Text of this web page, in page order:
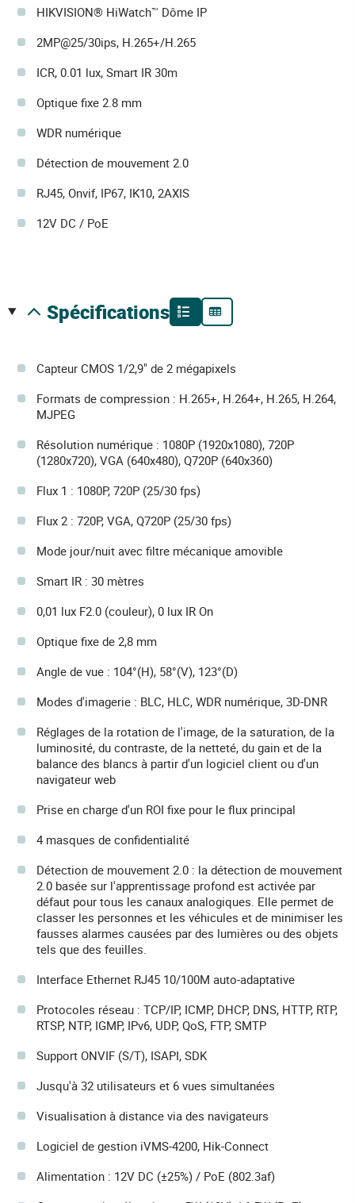
HIKVISION® HiWatch™ Dôme IP
2MP@25/30ips, H.265+/H.265
ICR, 0.01 lux, Smart IR 30m
Optique fixe 2.8 mm
WDR numérique
Détection de mouvement 2.0
RJ45, Onvif, IP67, IK10, 2AXIS
12V DC / PoE
spécifications
Capteur CMOS 1/2,9" de 2 mégapixels
Formats de compression : H.265+, H.264+, H.265, H.264,
MJPEG
Résolution numérique : 1080P (1920x1080), 720P
(1280x720), VGA (640x480), Q720P (640x360)
Flux 1 : 1080P, 720P (25/30 fps)
Flux 2 : 720P, VGA, Q720P (25/30 fps)
Mode jour/nuit avec filtre mécanique amovible
Smart IR : 30 mètres
0,01 lux F2.0 (couleur), 0 lux IR On
Optique fixe de 2,8 mm
Angle de vue : 104°(H), 58°(V), 123°(D)
Modes d'imagerie : BLC, HLC, WDR numérique, 3D-DNR
Réglages de la rotation de l'image, de la saturation, de la
luminosité, du contraste, de la netteté, du gain et de la
balance des blancs à partir d'un logiciel client ou d'un
navigateur web
Prise en charge d'un ROI fixe pour le flux principal
4 masques de confidentialité
Détection de mouvement 2.0 : la détection de mouvement
2.0 basée sur l'apprentissage profond est activée par
défaut pour tous les canaux analogiques. Elle permet de
classer les personnes et les véhicules et de minimiser les
fausses alarmes causées par des lumières ou des objets
tels que des feuilles.
Interface Ethernet RJ45 10/100M auto-adaptative
Protocoles réseau : TCP/IP, ICMP, DHCP, DNS, HTTP, RTP,
RTSP, NTP, IGMP, IPv6, UDP, QoS, FTP, SMTP
Support ONVIF (S/T), ISAPI, SDK
Jusqu'à 32 utilisateurs et 6 vues simultanées
Visualisation à distance via des navigateurs
Logiciel de gestion iVMS-4200, Hik-Connect
Alimentation : 12V DC (±25%) / PoE (802.3af)